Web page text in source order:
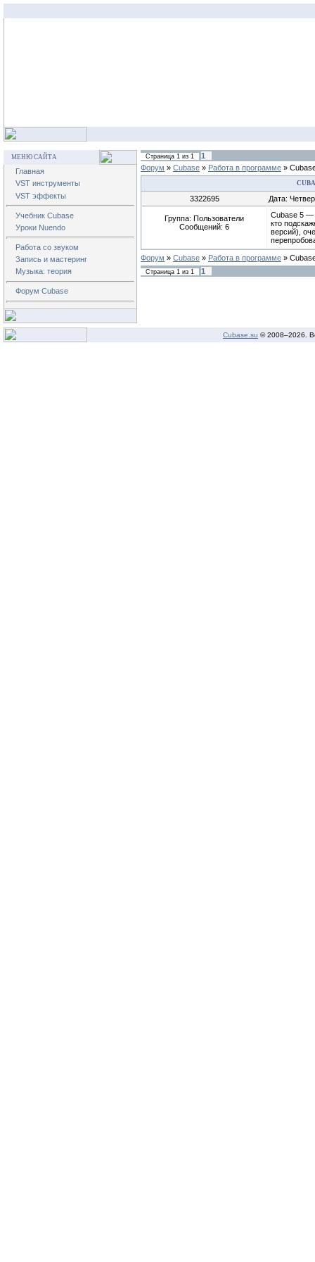
МЕНЮ САЙТА
Главная
VST инструменты
VST эффекты
Учебник Cubase
Уроки Nuendo
Работа со звуком
Запись и мастеринг
Музыка: теория
Форум Cubase
Страница 1 из 1
1
Форум » Cubase » Работа в программе »
3322695 Дата:
Группа: Пользователи
Сообщений: 6
Сubase 5 —
кто
версий),
Форум » Cubase » Работа в программе »
Страница 1 из 1 1
Cubase.su © 2008–2026.